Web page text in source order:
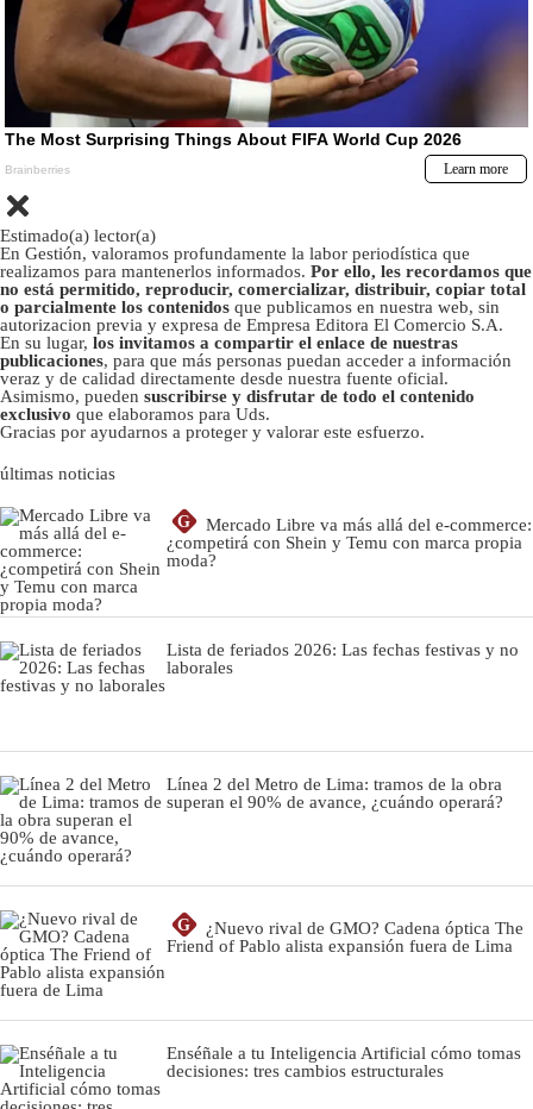
Estimado(a) lector(a)
En Gestión, valoramos profundamente la labor periodística que
realizamos para mantenerlos informados. Por ello, les recordamos que
no está permitido, reproducir, comercializar, distribuir, copiar total
o parcialmente los contenidos que publicamos en nuestra web, sin
autorizacion previa y expresa de Empresa Editora El Comercio S.A.
En su lugar, los invitamos a compartir el enlace de nuestras
publicaciones, para que más personas puedan acceder a información
veraz y de calidad directamente desde nuestra fuente oficial.
Asimismo, pueden suscribirse y disfrutar de todo el contenido
exclusivo que elaboramos para Uds.
Gracias por ayudarnos a proteger y valorar este esfuerzo.
últimas noticias
G
Mercado Libre va más allá del e-commerce:
¿competirá con Shein y Temu con marca propia
moda?
Lista de feriados 2026: Las fechas festivas y no
laborales
Línea 2 del Metro de Lima: tramos de la obra
superan el 90% de avance, ¿cuándo operará?
G
¿Nuevo rival de GMO? Cadena óptica The
Friend of Pablo alista expansión fuera de Lima
Enséñale a tu Inteligencia Artificial cómo tomas
decisiones: tres cambios estructurales